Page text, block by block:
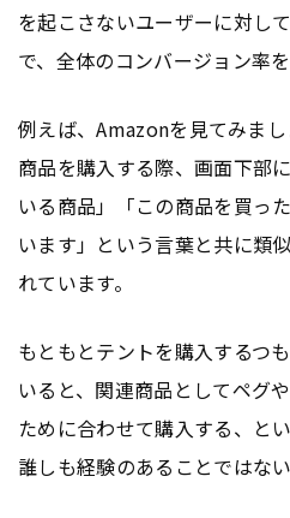
を起こさないユーザーに対し
で、全体のコンバージョン率
例えば、Amazonを見てみまし
商品を購入する際、画面下部
いる商品」「この商品を買っ
います」という言葉と共に類
れています。
もともとテントを購入するつ
いると、関連商品としてペグ
ために合わせて購入する、と
誰しも経験のあることではな